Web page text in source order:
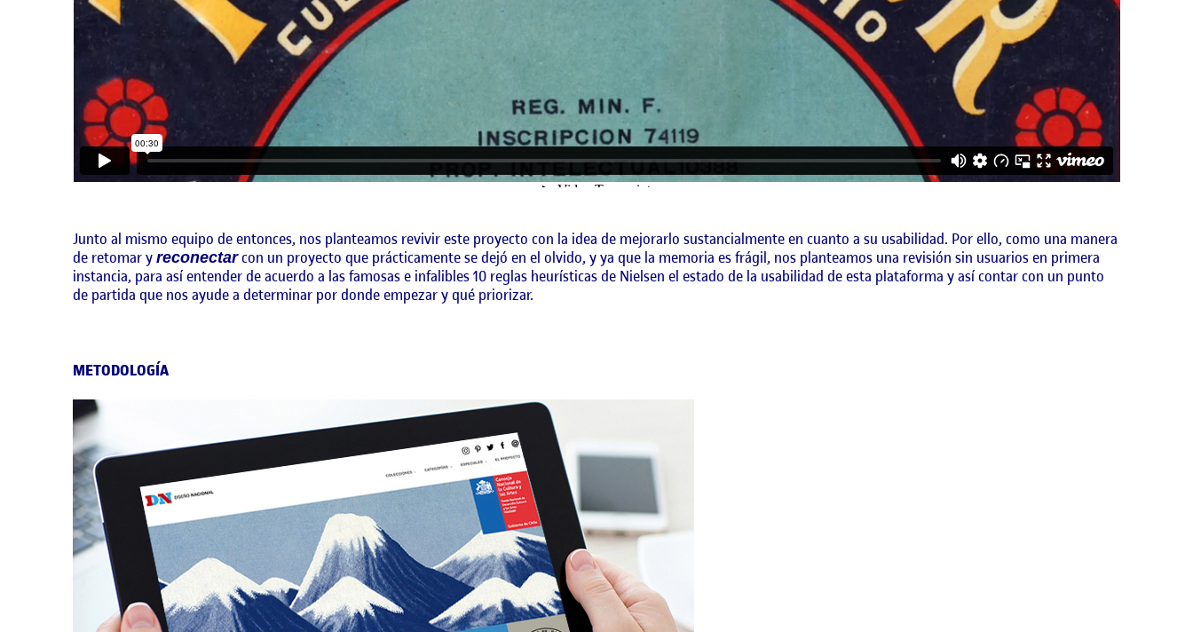
Junto al mismo equipo de entonces, nos planteamos revivir este proyecto con la idea de mejorarlo sustancialmente en cuanto a su usabilidad. Por ello, como una manera
de retomar y reconectarcon un proyecto que prácticamente se dejó en el olvido, y ya que la memoria es frágil, nos planteamos una revisión sin usuarios en primera
instancia, para así entender de acuerdo a las famosas e infalibles 10 reglas heurísticas de Nielsen el estado de la usabilidad de esta plataforma y así contar con un punto
de partida que nos ayude a determinar por donde empezar y qué priorizar.
METODOLOGÍA